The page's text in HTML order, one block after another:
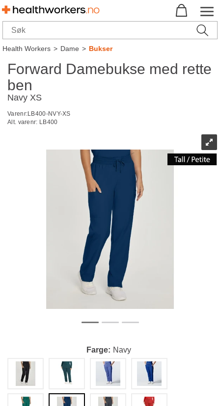
Health Workers>Dame>Bukser
Forward Damebukse med rette
ben
Navy XS
Varenr:LB400-NVY-XS
Alt. varenr: LB400
Farge Navy